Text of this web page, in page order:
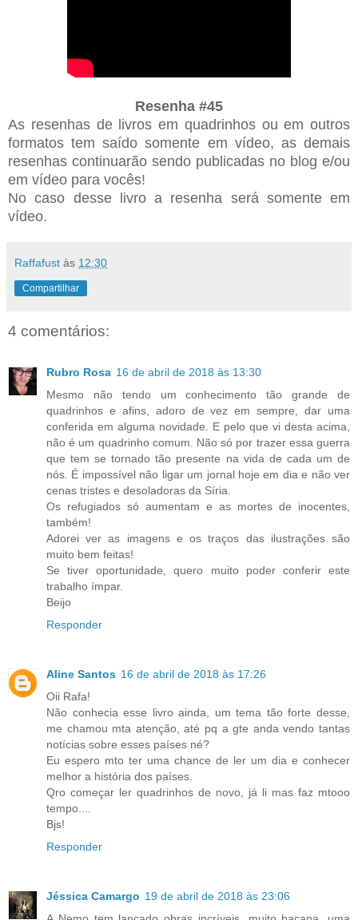
Resenha #45
As resenhas de livros em quadrinhos ou em outros
formatos tem saído somente em vídeo, as demais
resenhas continuarão sendo publicadas no blog e/ou
em vídeo para vocês!
No caso desse livro a resenha será somente em
vídeo.
Raffafust às 12:30
Compartilhar
4 comentários:
Rubro Rosa 16 de abril de 2018 às 13:30
Mesmo não tendo um conhecimento tão grande de
quadrinhos e afins, adoro de vez em sempre, dar uma
conferida em alguma novidade. E pelo que vi desta acima,
não é um quadrinho comum. Não só por trazer essa guerra
que tem se tornado tão presente na vida de cada um de
nós. É impossível não ligar um jornal hoje em dia e não ver
cenas tristes e desoladoras da Síria.
Os refugiados só aumentam e as mortes de inocentes,
também!
Adorei ver as imagens e os traços das ilustrações são
muito bem feitas!
Se tiver oportunidade, quero muito poder conferir este
trabalho ímpar.
Beijo
Responder
Aline Santos 16 de abril de 2018 às 17:26
Oii Rafa!
Não conhecia esse livro ainda, um tema tão forte desse,
me chamou mta atenção, até pq a gte anda vendo tantas
notícias sobre esses países né?
Eu espero mto ter uma chance de ler um dia e conhecer
melhor a história dos países.
Qro começar ler quadrinhos de novo, já li mas faz mtooo
tempo....
Bjs!
Responder
Jéssica Camargo 19 de abril de 2018 às 23:06